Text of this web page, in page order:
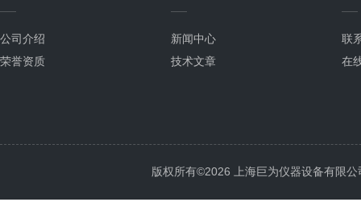
公司介绍
荣誉资质
新闻中心
技术文章
联
在
版权所有©2026 上海巨为仪器设备有限